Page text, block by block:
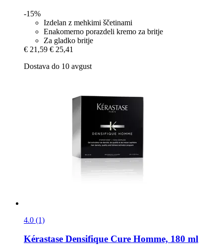
-15%
Izdelan z mehkimi ščetinami
Enakomerno porazdeli kremo za britje
Za gladko britje
€ 21,59 € 25,41
Dostava do 10 avgust
4.0 (1)
Kérastase Densifique Cure Homme, 180 ml